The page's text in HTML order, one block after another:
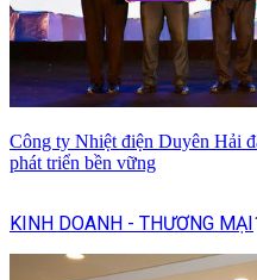
Công ty Nhiệt điện Duyên Hải
phát triển bền vững
KINH DOANH - THƯƠNG MẠI